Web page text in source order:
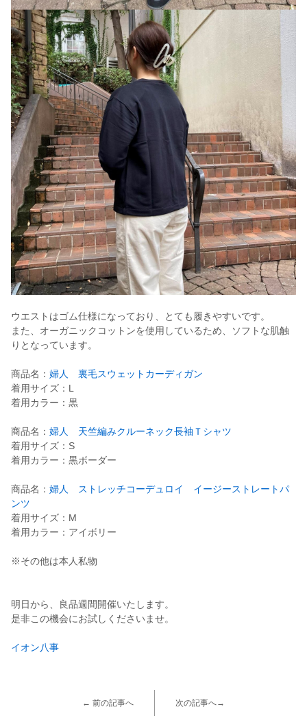
ウエストはゴム仕様になっており、とても履きやすいです。
また、オーガニックコットンを使用しているため、ソフトな肌触
りとなっています。
商品名： 婦人 裏毛スウェットカーディガン
着用サイズ：L
着用カラー：黒
商品名： 婦人 天竺編みクルーネック長袖Ｔシャツ
着用サイズ：S
着用カラー：黒ボーダー
商品名： 婦人 ストレッチコーデュロイ イージーストレートパ
ンツ
着用サイズ：M
着用カラー：アイボリー
※その他は本人私物
明日から、良品週間開催いたします。
是非この機会にお試しくださいませ。
イオン八事
← 前の記事へ 次の記事へ→